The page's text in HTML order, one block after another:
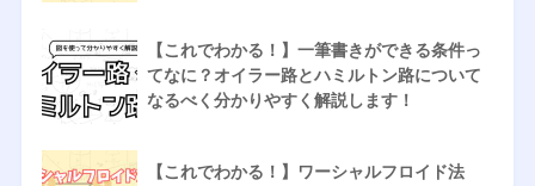
【これでわかる！】一筆書きができる条件っ
てなに？オイラー路とハミルトン路について
なるべく分かりやすく解説します！
【これでわかる！】ワーシャルフロイド法